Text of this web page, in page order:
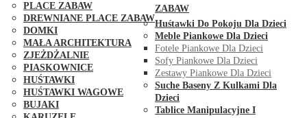
PLACE ZABAW
DREWNIANE PLACE ZABAW
DOMKI
MAŁA ARCHITEKTURA
ZJEŻDŻALNIE
PIASKOWNICE
HUŚTAWKI
HUŚTAWKI WAGOWE
BUJAKI
ZABAW
Huśtawki Do Pokoju Dla Dzieci
Meble Piankowe Dla Dzieci
Fotele Piankowe Dla Dzieci
Sofy Piankowe Dla Dzieci
Zestawy Piankowe Dla Dzieci
Suche Baseny Z Kulkami Dla
Dzieci
Tablice Manipulacyjne I